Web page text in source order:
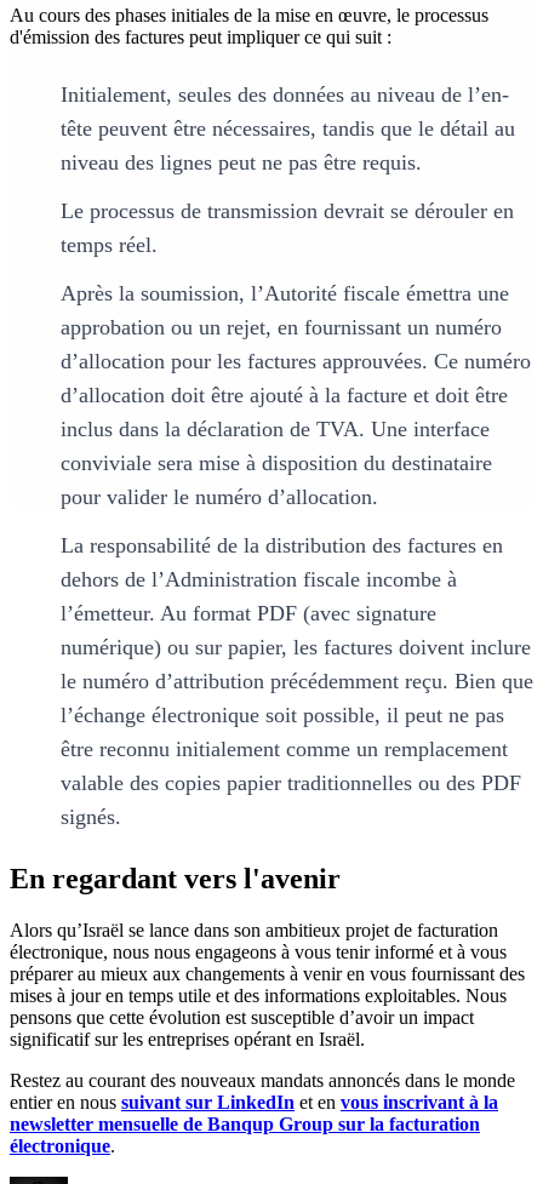
Au cours des phases initiales de la mise en œuvre, le processus
d'émission des factures peut impliquer ce qui suit :
Initialement, seules des données au niveau de l’en-
tête peuvent être nécessaires, tandis que le détail au
niveau des lignes peut ne pas être requis.
Le processus de transmission devrait se dérouler en
temps réel.
Après la soumission, l’Autorité fiscale émettra une
approbation ou un rejet, en fournissant un numéro
d’allocation pour les factures approuvées. Ce numéro
d’allocation doit être ajouté à la facture et doit être
inclus dans la déclaration de TVA. Une interface
conviviale sera mise à disposition du destinataire
pour valider le numéro d’allocation.
La responsabilité de la distribution des factures en
dehors de l’Administration fiscale incombe à
l’émetteur. Au format PDF (avec signature
numérique) ou sur papier, les factures doivent inclure
le numéro d’attribution précédemment reçu. Bien que
l’échange électronique soit possible, il peut ne pas
être reconnu initialement comme un remplacement
valable des copies papier traditionnelles ou des PDF
signés.
En regardant vers l'avenir
Alors qu’Israël se lance dans son ambitieux projet de facturation
électronique, nous nous engageons à vous tenir informé et à vous
préparer au mieux aux changements à venir en vous fournissant des
mises à jour en temps utile et des informations exploitables. Nous
pensons que cette évolution est susceptible d’avoir un impact
significatif sur les entreprises opérant en Israël.
Restez au courant des nouveaux mandats annoncés dans le monde
entier en nous suivant sur LinkedIn et en vous inscrivant à la
newsletter mensuelle de Banqup Group sur la facturation
électronique.